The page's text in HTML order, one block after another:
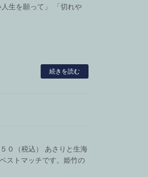
生を願って」 「切れや
続きを読む
０（税込） あさりと生海
ストマッチです。姫竹の